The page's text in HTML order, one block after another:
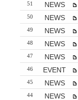
51 NEWS
50 NEWS
49 NEWS
48 NEWS
47 NEWS
46 EVENT
45 NEWS
44 NEWS